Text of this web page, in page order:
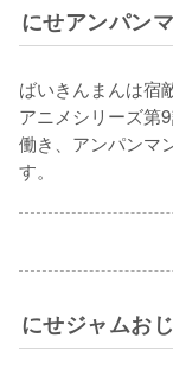
にせアンパン
ばいきんまんは宿
アニメシリーズ第
働き、アンパンマ
す。
にせジャムお